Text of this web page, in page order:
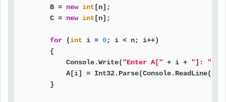
        B =
new int [n];
        C =
new int [n];
for (int i = 0; i < n; i++)
        {
            Console.Write(
"Enter A[" + i + "]: "
            A[i] = Int32.Parse(Console.ReadLine());
        }